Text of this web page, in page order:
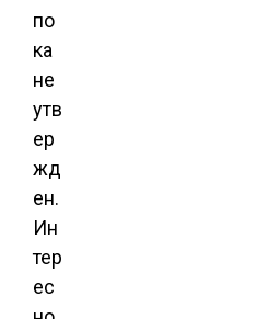
по
ка
не
утв
ер
жд
ен.
Ин
тер
ес